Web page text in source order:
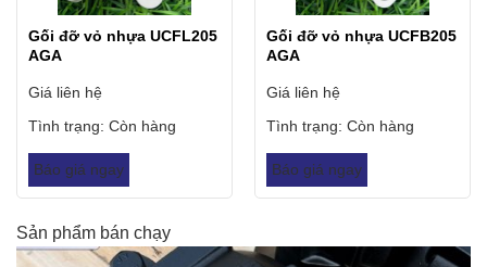
Gối đỡ vỏ nhựa UCFL205
AGA
Giá liên hệ
Tình trạng: Còn hàng
Báo giá ngay
Gối đỡ vỏ nhựa UCFB205
AGA
Giá liên hệ
Tình trạng: Còn hàng
Báo giá ngay
Sản phẩm bán chạy